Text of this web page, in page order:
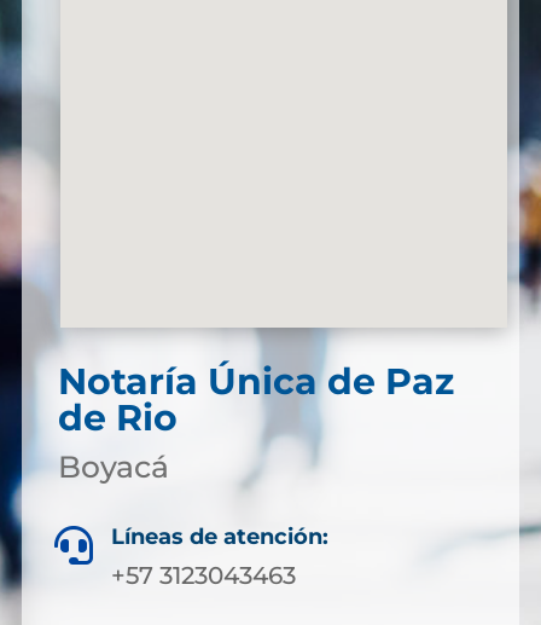
Notaría Única de Paz
de Rio
Boyacá
 Líneas de atención:
+57 3123043463